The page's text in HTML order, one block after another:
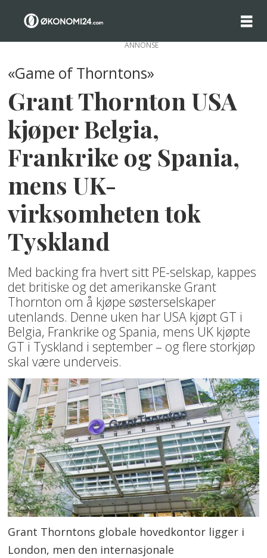
ANNONSE
«Game of Thorntons»
Grant Thornton USA
kjøper Belgia,
Frankrike og Spania,
mens UK-
virksomheten tok
Tyskland
Med backing fra hvert sitt PE-selskap, kappes
det britiske og det amerikanske Grant
Thornton om å kjøpe søsterselskaper
utenlands. Denne uken har USA kjøpt GT i
Belgia, Frankrike og Spania, mens UK kjøpte
GT i Tyskland i september – og flere storkjøp
skal være underveis.
Grant Thorntons globale hovedkontor ligger i
London, men den internasjonale